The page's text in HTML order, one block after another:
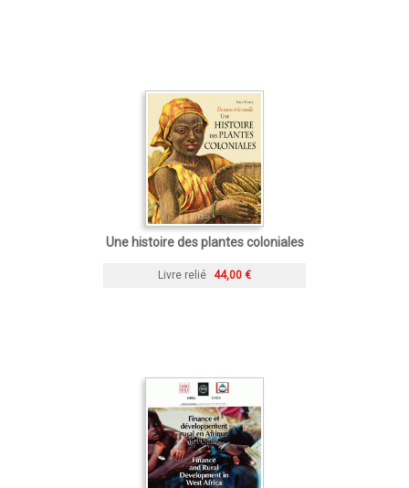
Une histoire des plantes coloniales
Livre relié 44,00 €